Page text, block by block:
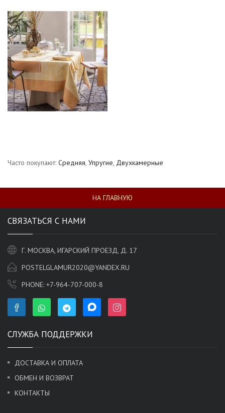
Часто покупают: Средняя, Упругие, Двухкамерные
НА ГЛАВНУЮ
СВЯЗАТЬСЯ С НАМИ
Г. МОСКВА, ИГАРСКИЙ ПРОЕЗД, Д. 17
POSTELGLAMUR2020@YANDEX.RU
PHONE: +7-964-707-000-8
СЛУЖБА ПОДДЕРЖКИ
ДОСТАВКА И ОПЛАТА
ОБМЕН И ВОЗВРАТ
КОНТАКТЫ